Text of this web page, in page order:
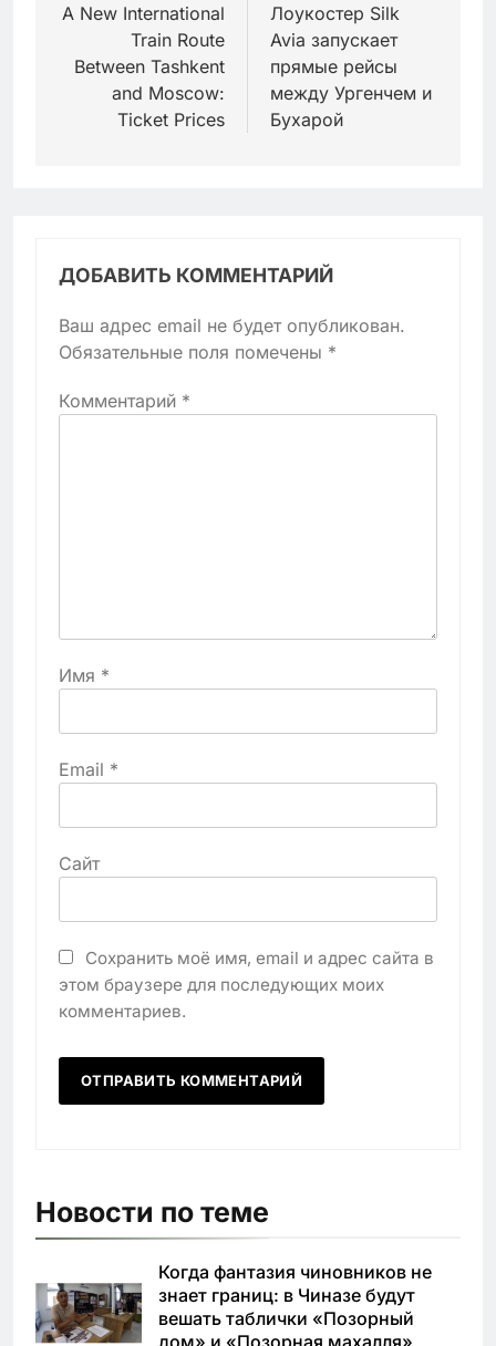
по
записям
A New International
Train Route
Between Tashkent
and Moscow:
Ticket Prices
Лоукостер Silk
Avia запускает
прямые рейсы
между Ургенчем и
Бухарой
ДОБАВИТЬ КОММЕНТАРИЙ
Ваш адрес email не будет опубликован.
Обязательные поля помечены *
Комментарий *
Имя *
Email *
Сайт
Сохранить моё имя, email и адрес сайта в
этом браузере для последующих моих
комментариев.
Новости по теме
Когда фантазия чиновников не
знает границ: в Чиназе будут
вешать таблички «Позорный